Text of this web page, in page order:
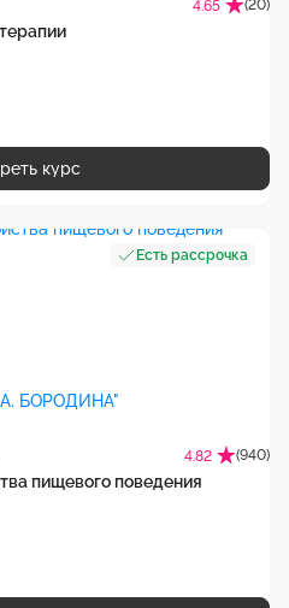
4.65 (20)
курс
Есть рассрочка
4.82 (940)
пищевого поведения